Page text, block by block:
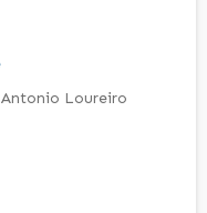
Antonio Loureiro